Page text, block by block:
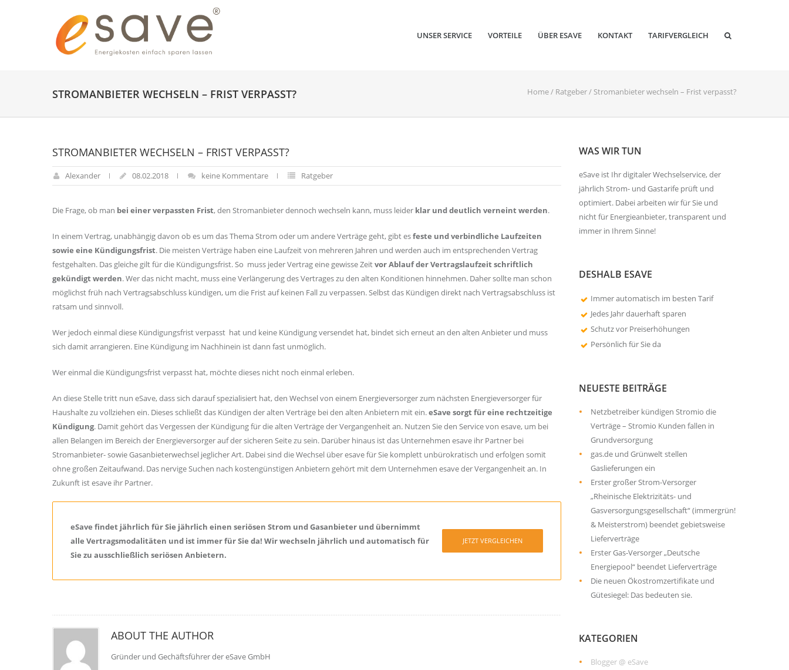
UNSER SERVICE VORTEILE ÜBER ESAVE KONTAKT TARIFVERGLEICH
STROMANBIETER WECHSELN – FRIST VERPASST? Home/ Ratgeber/ Stromanbieter wechseln – Frist verpasst?
STROMANBIETER WECHSELN – FRIST VERPASST?
Alexander 08.02.2018 keine Kommentare Ratgeber
Die Frage, ob man bei einer verpassten Frist, den Stromanbieter dennoch wechseln kann, muss leider klar und deutlich verneint werden.
In einem Vertrag, unabhängig davon ob es um das Thema Strom oder um andere Verträge geht, gibt esfeste und verbindliche Laufzeiten
sowie eine Kündigungsfrist. Die meisten Verträge haben eine Laufzeit von mehreren Jahren und werden auch im entsprechenden Vertrag
festgehalten. Das gleiche gilt für die Kündigungsfrist. So muss jeder Vertrag eine gewisse Zeitvor Ablauf der Vertragslaufzeit schriftlich
gekündigt werden. Wer das nicht macht, muss eine Verlängerung des Vertrages zu den alten Konditionen hinnehmen. Daher sollte man schon
möglichst früh nach Vertragsabschluss kündigen, um die Frist auf keinen Fall zu verpassen. Selbst das Kündigen direkt nach Vertragsabschluss ist
ratsam und sinnvoll.
Wer jedoch einmal diese Kündigungsfrist verpasst hat und keine Kündigung versendet hat, bindet sich erneut an den alten Anbieter und muss
sich damit arrangieren. Eine Kündigung im Nachhinein ist dann fast unmöglich.
Wer einmal die Kündigungsfrist verpasst hat, möchte dieses nicht noch einmal erleben.
An diese Stelle tritt nun eSave, dass sich darauf spezialisiert hat, den Wechsel von einem Energieversorger zum nächsten Energieversorger für
Haushalte zu vollziehen ein. Dieses schließt das Kündigen der alten Verträge bei den alten Anbietern mit ein.eSave sorgt für eine rechtzeitige
Kündigung. Damit gehört das Vergessen der Kündigung für die alten Verträge der Vergangenheit an. Nutzen Sie den Service von esave, um bei
allen Belangen im Bereich der Energieversorger auf der sicheren Seite zu sein. Darüber hinaus ist das Unternehmen esave ihr Partner bei
Stromanbieter- sowie Gasanbieterwechsel jeglicher Art. Dabei sind die Wechsel über esave für Sie komplett unbürokratisch und erfolgen somit
ohne großen Zeitaufwand. Das nervige Suchen nach kostengünstigen Anbietern gehört mit dem Unternehmen esave der Vergangenheit an. In
Zukunft ist esave ihr Partner.
eSave findet jährlich für Sie jährlich einen seriösen Strom und Gasanbieter und übernimmt
alle Vertragsmodalitäten und ist immer für Sie da! Wir wechseln jährlich und automatisch für
Sie zu ausschließlich seriösen Anbietern.
JETZT VERGLEICHEN
ABOUT THE AUTHOR
Gründer und Gechäftsführer der eSave GmbH
WAS WIR TUN
eSave ist Ihr digitaler Wechselservice, der
jährlich Strom- und Gastarife prüft und
optimiert. Dabei arbeiten wir für Sie und
nicht für Energieanbieter, transparent und
immer in Ihrem Sinne!
DESHALB ESAVE
Immer automatisch im besten Tarif
Jedes Jahr dauerhaft sparen
Schutz vor Preiserhöhungen
Persönlich für Sie da
NEUESTE BEITRÄGE
Netzbetreiber kündigen Stromio die
Verträge – Stromio Kunden fallen in
Grundversorgung
gas.de und Grünwelt stellen
Gaslieferungen ein
Erster großer Strom-Versorger
„Rheinische Elektrizitäts- und
Gasversorgungsgesellschaft“ (immergrün!
& Meisterstrom) beendet gebietsweise
Lieferverträge
Erster Gas-Versorger „Deutsche
Energiepool“ beendet Lieferverträge
Die neuen Ökostromzertifikate und
Gütesiegel: Das bedeuten sie.
KATEGORIEN
Blogger @ eSave